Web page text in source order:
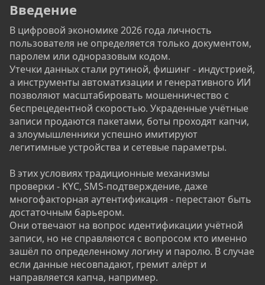
Введение
В цифровой экономике 2026 года личность
пользователя не определяется только документом,
паролем или одноразовым кодом.
Утечки данных стали рутиной, фишинг - индустрией,
а инструменты автоматизации и генеративного ИИ
позволяют масштабировать мошенничество с
беспрецедентной скоростью. Украденные учётные
записи продаются пакетами, боты проходят капчи,
а злоумышленники успешно имитируют
легитимные устройства и сетевые параметры.
В этих условиях традиционные механизмы
проверки - KYC, SMS-подтверждение, даже
многофакторная аутентификация - перестают быть
достаточным барьером.
Они отвечают на вопрос идентификации учётной
записи, но не справляются с вопросом кто именно
зашёл по определенному логину и паролю. В случае
если данные несовпадают, гремит алёрт и
направляется капча, например.